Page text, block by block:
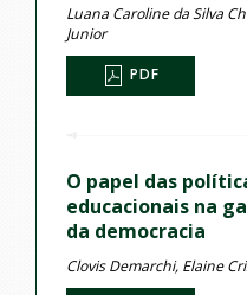
Luana Caroline da Silva
Junior
PDF
O papel das
educacionais na
da democracia
Clovis Demarchi, Elaine